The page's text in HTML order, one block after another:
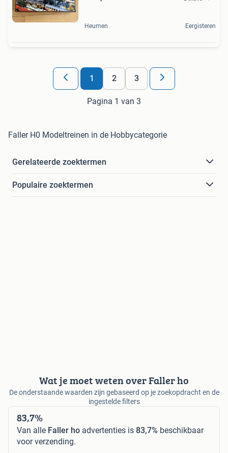
Heumen Eergisteren
1 2 3
Pagina 1 van 3
Faller H0 Modeltreinen in de Hobbycategorie
Gerelateerde zoektermen
Populaire zoektermen
Wat je moet weten over Faller ho
De onderstaande waarden zijn gebaseerd op je zoekopdracht en de
ingestelde filters
83,7%
Van alle Faller ho advertenties is 83,7% beschikbaar
voor verzending.